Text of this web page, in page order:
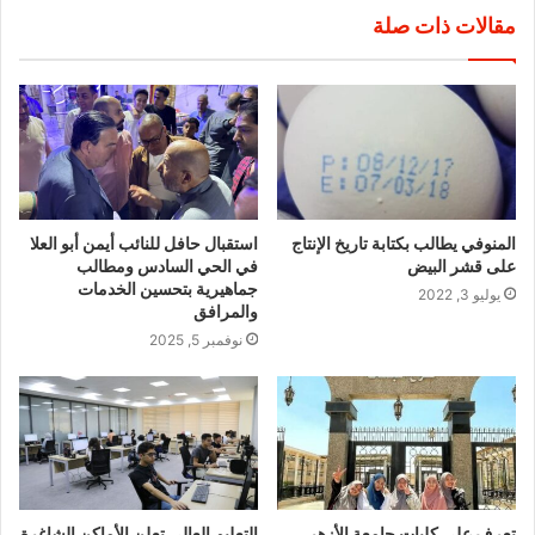
مقالات ذات صلة
المنوفي يطالب بكتابة تاريخ الإنتاج
على قشر البيض
يوليو 3, 2022
استقبال حافل للنائب أيمن أبو العلا
في الحي السادس ومطالب
جماهيرية بتحسين الخدمات
والمرافق
نوفمبر 5, 2025